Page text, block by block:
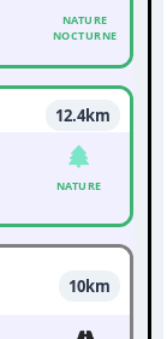
NATURE
NOCTURNE
12.4km
NATURE
10km